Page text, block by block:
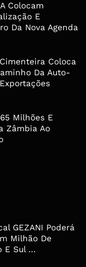
Colocam
E
Da Nova Agenda
Coloca
Da Auto-
Milhões E
Zâmbia Ao
GEZANI Poderá
Milhão De
E Sul ...